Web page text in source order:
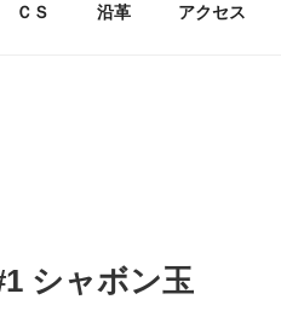
ＣＳ 沿革 アクセス
シャボン玉